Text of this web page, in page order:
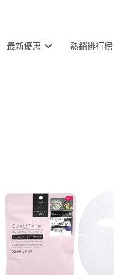
最新優惠 熱銷排行榜